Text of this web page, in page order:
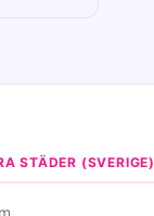
STÄDER (SVERIGE)